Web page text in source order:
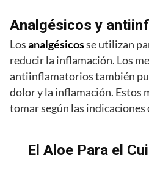
Analgésicos y
Losanalgésicosse utilizan
reducir la inflamación. Los
antiinflamatorios también
dolor y la inflamación. Estos
tomar según las indicaciones
El Aloe Para el